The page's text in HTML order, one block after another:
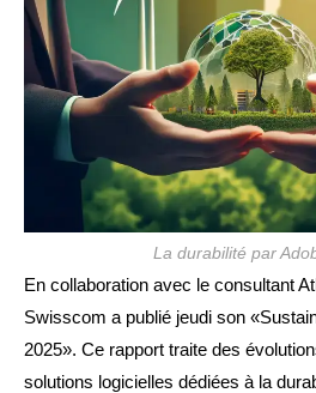
La durabilité par
En collaboration avec le consultant
Swisscom a publié jeudi son
2025». Ce rapport traite des
solutions logicielles dédiées à la